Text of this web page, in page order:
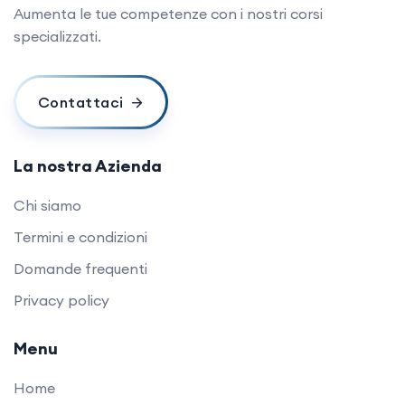
ambulatorio.
Aumenta le tue competenze con i nostri corsi
specializzati.
Contattaci
La nostra Azienda
Chi siamo
Termini e condizioni
Domande frequenti
Privacy policy
Menu
Home